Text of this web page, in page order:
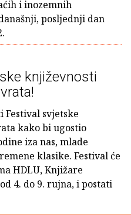
i inozemnih
posljednji dan
književnosti
Festival svjetske
kako bi ugostio
iza nas, mlade
klasike. Festival će
HDLU, Knjižare
4. do 9. rujna, i postati